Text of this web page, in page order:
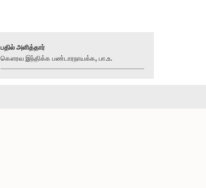
பதில் அளித்தார்
கௌரவ இந்திக்க பண்டாரநாயக்க, பா.உ.